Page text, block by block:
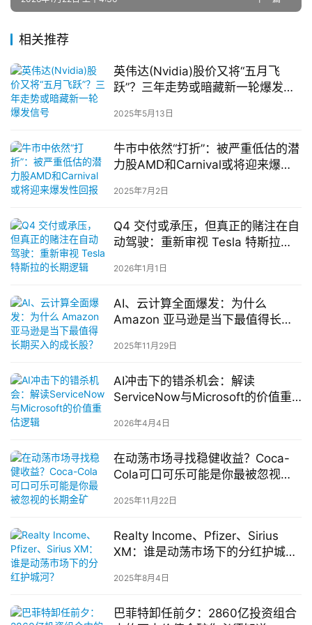
相关推荐
英伟达(Nvidia)股价又将“五月飞
跃”？三年走势或暗藏新一轮爆发信
2025年5月13日
牛市中依然“打折”：被严重低估的潜
力股AMD和Carnival或将迎来爆发
2025年7月2日
Q4 交付或承压，但真正的赌注在自
动驾驶：重新审视 Tesla 特斯拉的
2026年1月1日
AI、云计算全面爆发：为什么
Amazon 亚马逊是当下最值得长期
2025年11月29日
AI冲击下的错杀机会：解读
ServiceNow与Microsoft的价值重
2026年4月4日
在动荡市场寻找稳健收益？Coca-
Cola可口可乐可能是你最被忽视的
2025年11月22日
Realty Income、Pfizer、Sirius
XM：谁是动荡市场下的分红护城
2025年8月4日
巴菲特卸任前夕：2860亿投资组合